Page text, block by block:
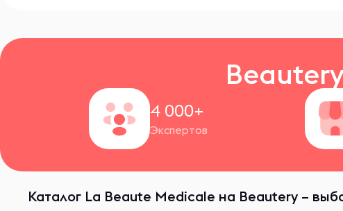
4 000+
Экспертов
Каталог La Beaute Medicale на Beautery –